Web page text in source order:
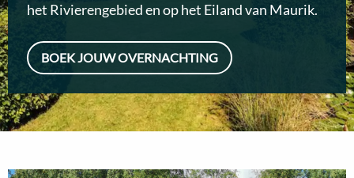
het Rivierengebied en op het Eiland van Maurik.
BOEK JOUW OVERNACHTING